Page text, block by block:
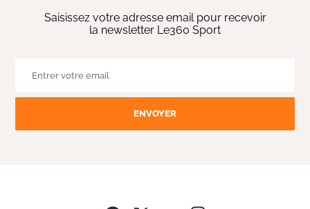
Saisissez votre adresse email pour recevoir
la newsletter Le360 Sport
ENVOYER